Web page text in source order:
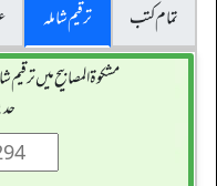
تمام کتب
ترقیم شاملہ
مشکوۃ المصابیح میں